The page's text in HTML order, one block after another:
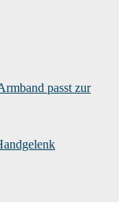
passt zur